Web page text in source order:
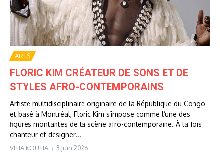
ARTS
FLORIC KIM CRÉATEUR DE SONS ET DE
STYLES AFRO-CONTEMPORAINS
Artiste multidisciplinaire originaire de la République du Congo
et basé à Montréal, Floric Kim s’impose comme l’une des
figures montantes de la scène afro-contemporaine. À la fois
chanteur et designer...
VITIA KOUTIA 3 juin 2026